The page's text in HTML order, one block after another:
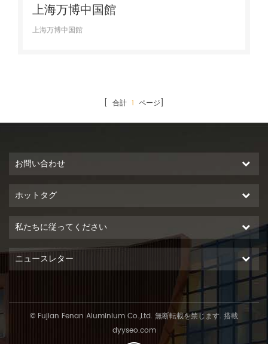
上海万博中国館
上海万博中国館
[ 合計 1 ページ]
お問い合わせ
ホットタグ
私たちに従ってください
ニュースレター
© Fujian Fenan Aluminium Co.,Ltd. 無断転載を禁じます. 搭載
dyyseo.com